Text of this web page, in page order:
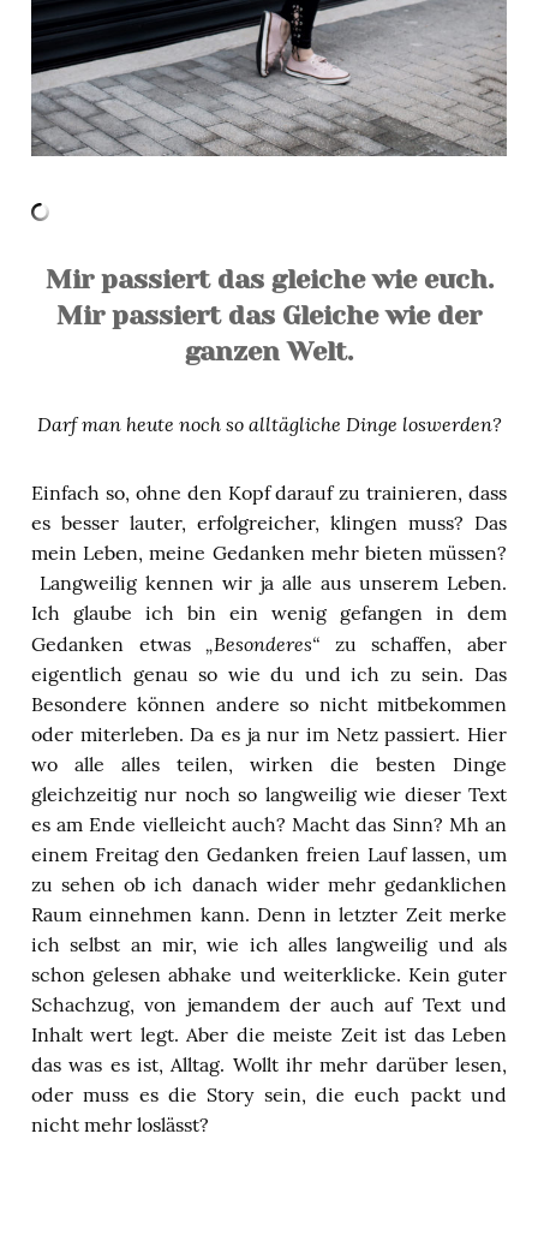
Mir passiert das gleiche wie euch.
Mir passiert das Gleiche wie der
ganzen Welt.
Darf man heute noch so alltägliche Dinge loswerden?
Einfach so, ohne den Kopf darauf zu trainieren, dass
es besser lauter, erfolgreicher, klingen muss? Das
mein Leben, meine Gedanken mehr bieten müssen?
Langweilig kennen wir ja alle aus unserem Leben.
Ich glaube ich bin ein wenig gefangen in dem
Gedanken etwas„Besonderes“ zu schaffen, aber
eigentlich genau so wie du und ich zu sein. Das
Besondere können andere so nicht mitbekommen
oder miterleben. Da es ja nur im Netz passiert. Hier
wo alle alles teilen, wirken die besten Dinge
gleichzeitig nur noch so langweilig wie dieser Text
es am Ende vielleicht auch? Macht das Sinn? Mh an
einem Freitag den Gedanken freien Lauf lassen, um
zu sehen ob ich danach wider mehr gedanklichen
Raum einnehmen kann. Denn in letzter Zeit merke
ich selbst an mir, wie ich alles langweilig und als
schon gelesen abhake und weiterklicke. Kein guter
Schachzug, von jemandem der auch auf Text und
Inhalt wert legt. Aber die meiste Zeit ist das Leben
das was es ist, Alltag. Wollt ihr mehr darüber lesen,
oder muss es die Story sein, die euch packt und
nicht mehr loslässt?